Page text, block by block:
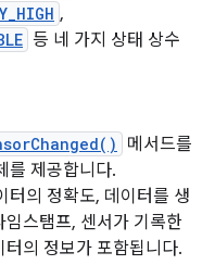
,
등 네 가지 상태 상수
메서드를
를 제공합니다.
터의 정확도, 데이터를 생
스탬프, 센서가 기록한
의 정보가 포함됩니다.